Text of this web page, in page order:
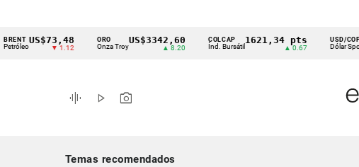
Cintillo
indicadores
económicos
US$73,48
▼ 1.12
ORO
Onza Troy
US$3342,60 COLCAP
Índ. Bursátil
1621,34 pts USD/COP
Dólar Spot ▲
graphic_eq play_arrow photo_camera
Temas recomendados